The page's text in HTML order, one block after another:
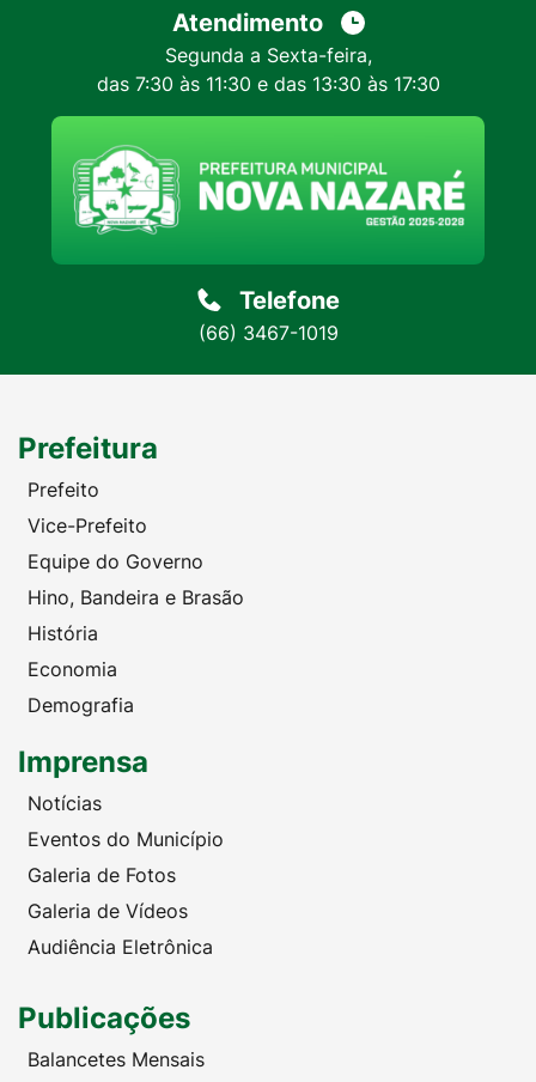
Atendimento
Segunda a Sexta-feira,
das 7:30 às 11:30 e das 13:30 às 17:30
Telefone
(66) 3467-1019
Prefeitura
Prefeito
Vice-Prefeito
Equipe do Governo
Hino, Bandeira e Brasão
História
Economia
Demografia
Imprensa
Notícias
Eventos do Município
Galeria de Fotos
Galeria de Vídeos
Audiência Eletrônica
Publicações
Balancetes Mensais